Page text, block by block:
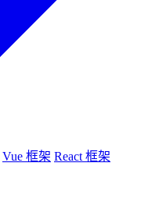
Vue 框架 React 框架